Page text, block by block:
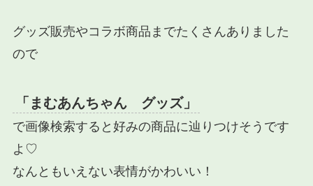
グッズ販売やコラボ商品までたくさんありました
ので
「まむあんちゃん グッズ」
で画像検索すると好みの商品に辿りつけそうです
よ♡
なんともいえない表情がかわいい！